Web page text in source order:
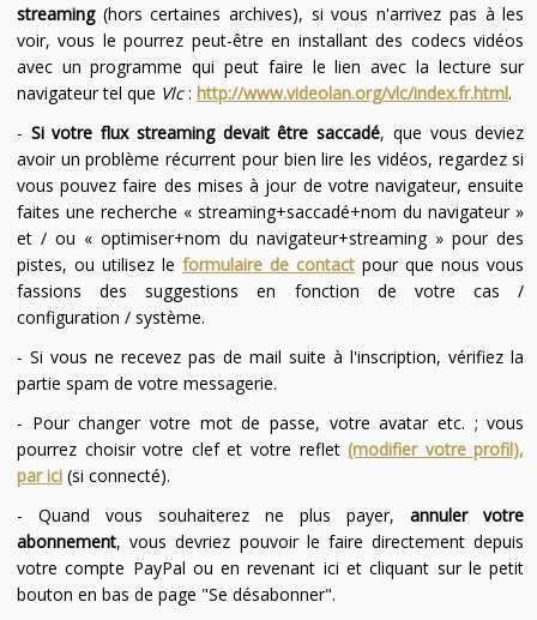
streaming(hors certaines archives), si vous n'arrivez pas à les
voir, vous le pourrez peut-être en installant des codecs vidéos
avec un programme qui peut faire le lien avec la lecture sur
navigateur tel que Vlc: http://www.videolan.org/vlc/index.fr.html.
- Si votre flux streaming devait être saccadé, que vous deviez
avoir un problème récurrent pour bien lire les vidéos, regardez si
vous pouvez faire des mises à jour de votre navigateur, ensuite
faites une recherche « streaming+saccadé+nom du navigateur »
et / ou « optimiser+nom du navigateur+streaming » pour des
pistes, ou utilisez leformulaire de contact pour que nous vous
fassions des suggestions en fonction de votre cas /
configuration / système.
- Si vous ne recevez pas de mail suite à l'inscription, vérifiez la
partie spam de votre messagerie.
- Pour changer votre mot de passe, votre avatar etc. ; vous
pourrez choisir votre clef et votre reflet(modifier votre profil),
par ici(si connecté).
- Quand vous souhaiterez ne plus payer,annuler votre
abonnement, vous devriez pouvoir le faire directement depuis
votre compte PayPal ou en revenant ici et cliquant sur le petit
bouton en bas de page "Se désabonner".